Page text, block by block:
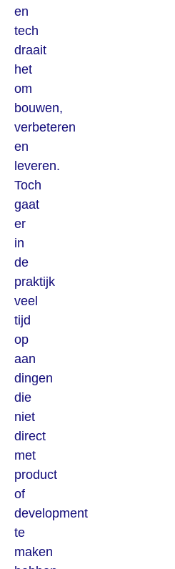
en
tech
draait
het
om
bouwen,
verbeteren
en
leveren.
Toch
gaat
er
in
de
praktijk
veel
tijd
op
aan
dingen
die
niet
direct
met
product
of
development
te
maken